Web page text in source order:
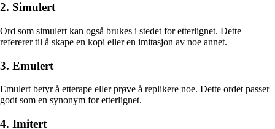
2. Simulert
Ord som simulert kan også brukes i stedet for etterlignet. Dette
refererer til å skape en kopi eller en imitasjon av noe annet.
3. Emulert
Emulert betyr å etterape eller prøve å replikere noe. Dette ordet passer
godt som en synonym for etterlignet.
4. Imitert